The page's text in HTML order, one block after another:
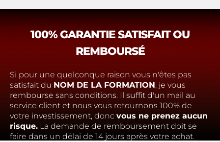
100% GARANTIE SATISFAIT OU
REMBOURSÉ
Si pour une quelconque raison vous n'êtes pas
satisfait du NOM DE LA FORMATION, je vous
rembourse sans conditions. Il suffit d'un mail au
service client et nous vous retournons 100% de
votre investissement, donc vous ne prenez aucun
risque. La demande de remboursement doit se
faire dans un délai de 14 jours après votre achat.